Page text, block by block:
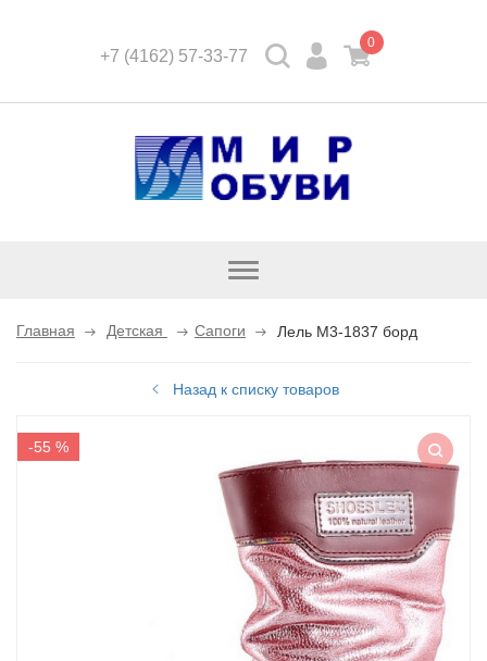
+7 (4162) 57-33-77
0
Открыть
Главная Детская Сапоги Лель M3-1837 борд
Назад к списку товаров